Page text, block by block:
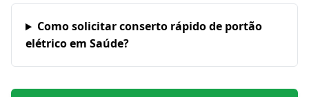
Como solicitar conserto rápido de portão
elétrico em Saúde?